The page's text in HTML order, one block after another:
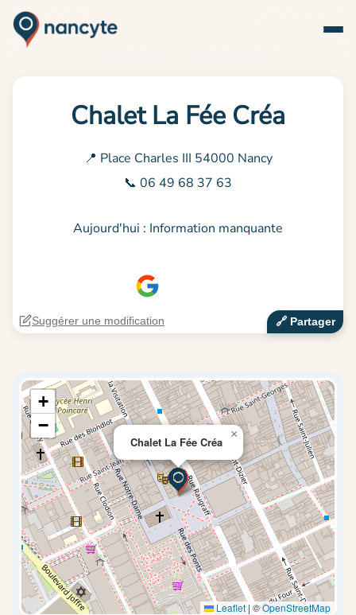
Chalet La Fée Créa
📍 Place Charles III 54000 Nancy
📞 06 49 68 37 63
Aujourd'hui : Information manquante
🔗‍️ Partager
Suggérer une modification
Chalet La Fée Créa
×
+
−
Leaflet | ©OpenStreetMap